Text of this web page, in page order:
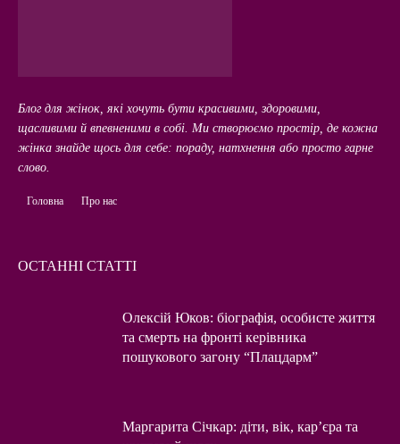
Блог для жінок, які хочуть бути красивими, здоровими,
щасливими й впевненими в собі. Ми створюємо простір, де кожна
жінка знайде щось для себе: пораду, натхнення або просто гарне
слово.
Головна Про нас
ОСТАННІ СТАТТІ
Олексій Юков: біографія, особисте життя
та смерть на фронті керівника
пошукового загону “Плацдарм”
Маргарита Січкар: діти, вік, кар’єра та